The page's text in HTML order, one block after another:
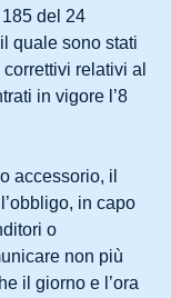
del 24
quale sono stati
relativi al
in vigore l’8
accessorio, il
in capo
o
non più
il giorno e l’ora